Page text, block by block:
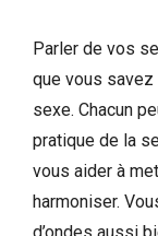
Parler de vos
que vous
sexe. Chacun
pratique de la
vous aider à
harmoniser.
d’ondes aussi